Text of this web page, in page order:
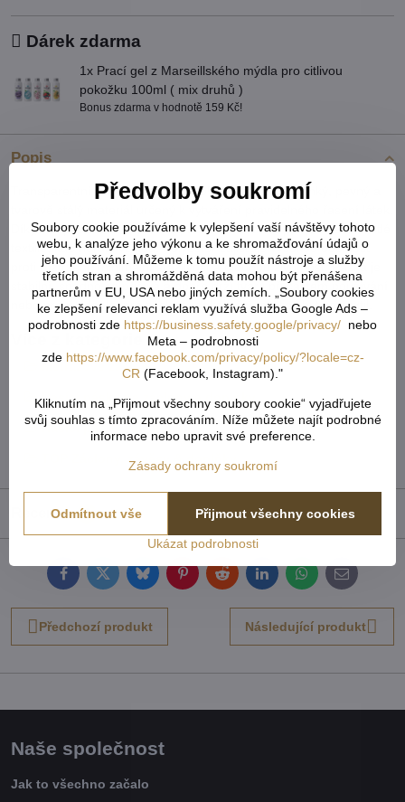
Dárek zdarma
1x Prací gel z Marseillského mýdla pro citlivou
pokožku 100ml ( mix druhů )
Bonus zdarma v hodnotě 159 Kč!
Popis
Transparentní řasící páska ze 100% polyesteru je lehký, pevný a
Díky své průhlednosti je nenápadná a vhodná i pro jemné či světlé
textilie, kde neruší vzhled. Polyester zajišťuje vysokou odolnost
proti roztržení, minimální srážlivost a dlouhou životnost. Páska je
stabilní, snadno se přišívá a dobře drží tvar i při častém používání
nebo praní. Ideální pro záclony, dekorační textilie i bytový textil.
Metrážové záclony a závěsy
Řasící pásky na záclony a doplňky
Řasící pásky celé balení
TOP Záclony, závěsy & doplňky
Recenze 0
FacebookTwitterBlueskyPinterestRedditLinkedInWhatsApp
E-
mail
Předchozí produkt Následující produkt
Naše společnost
Jak to všechno začalo
Předvolby soukromí
Soubory cookie používáme k vylepšení vaší návštěvy tohoto
webu, k analýze jeho výkonu a ke shromažďování údajů o
jeho používání. Můžeme k tomu použít nástroje a služby
třetích stran a shromážděná data mohou být přenášena
partnerům v EU, USA nebo jiných zemích. „Soubory cookies
ke zlepšení relevanci reklam využívá služba Google Ads –
podrobnosti zde https://business.safety.google/privacy/ nebo
Meta – podrobnosti
zde https://www.facebook.com/privacy/policy/?locale=cz-
CR (Facebook, Instagram)."
Kliknutím na „Přijmout všechny soubory cookie“ vyjadřujete
svůj souhlas s tímto zpracováním. Níže můžete najít podrobné
informace nebo upravit své preference.
Zásady ochrany soukromí
Ukázat podrobnosti
Přijmout všechny cookies
Odmítnout vše